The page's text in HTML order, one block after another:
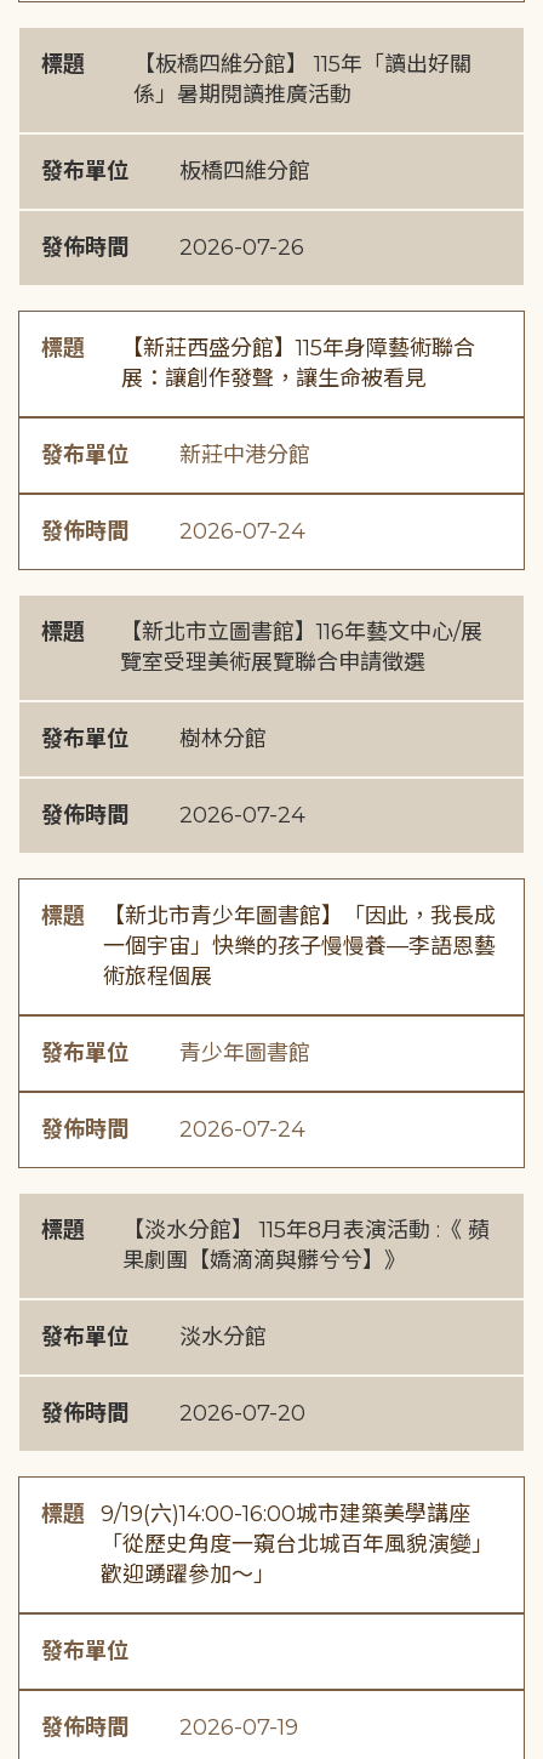
標題
【板橋四維分館】 115年「讀出好關
係」暑期閱讀推廣活動
發布單位 板橋四維分館
發佈時間 2026-07-26
標題
【新莊西盛分館】115年身障藝術聯合
展：讓創作發聲，讓生命被看見
發布單位 新莊中港分館
發佈時間 2026-07-24
標題
【新北市立圖書館】116年藝文中心/展
覽室受理美術展覽聯合申請徵選
發布單位 樹林分館
發佈時間 2026-07-24
標題
【新北市青少年圖書館】「因此，我長成
一個宇宙」快樂的孩子慢慢養—李語恩藝
術旅程個展
發布單位 青少年圖書館
發佈時間 2026-07-24
標題
【淡水分館】 115年8月表演活動 :《 蘋
果劇團【嬌滴滴與髒兮兮】》
發布單位 淡水分館
發佈時間 2026-07-20
標題 9/19(六)14:00-16:00城市建築美學講座
「從歷史角度一窺台北城百年風貌演變」
歡迎踴躍參加～」
發布單位
發佈時間 2026-07-19